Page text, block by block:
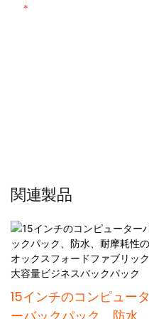
関連製品
15インチのコンピュータ